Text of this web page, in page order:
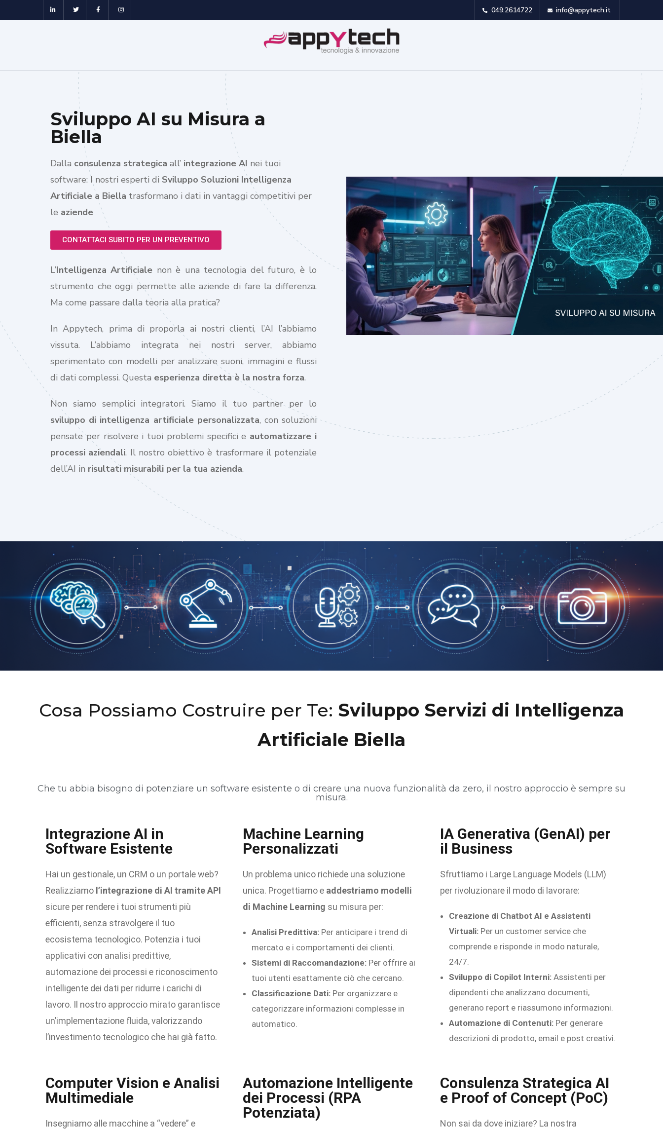
049.2614722 info@appytech.it
Sviluppo AI su Misura a
Biella
Dalla consulenza strategica all’ integrazione AI nei tuoi
software: I nostri esperti di Sviluppo Soluzioni Intelligenza
Artificiale a Biella trasformano i dati in vantaggi competitivi per
le aziende
CONTATTACI SUBITO PER UN PREVENTIVO
L’Intelligenza Artificiale non è una tecnologia del futuro, è lo
strumento che oggi permette alle aziende di fare la differenza.
Ma come passare dalla teoria alla pratica?
In Appytech, prima di proporla ai nostri clienti, l’AI l’abbiamo
vissuta. L’abbiamo integrata nei nostri server, abbiamo
sperimentato con modelli per analizzare suoni, immagini e flussi
di dati complessi. Questa esperienza diretta è la nostra forza.
Non siamo semplici integratori. Siamo il tuo partner per lo
sviluppo di intelligenza artificiale personalizzata, con soluzioni
pensate per risolvere i tuoi problemi specifici e automatizzare i
processi aziendali. Il nostro obiettivo è trasformare il potenziale
dell’AI in risultati misurabili per la tua azienda.
Cosa Possiamo Costruire per Te: Sviluppo Servizi di Intelligenza
Artificiale Biella
Che tu abbia bisogno di potenziare un software esistente o di creare una nuova funzionalità da zero, il nostro approccio è sempre su
misura.
Integrazione AI in
Software Esistente
Hai un gestionale, un CRM o un portale web?
Realizziamo l’integrazione di AI tramite API
sicure per rendere i tuoi strumenti più
efficienti, senza stravolgere il tuo
ecosistema tecnologico. Potenzia i tuoi
applicativi con analisi predittive,
automazione dei processi e riconoscimento
intelligente dei dati per ridurre i carichi di
lavoro. Il nostro approccio mirato garantisce
un’implementazione fluida, valorizzando
l’investimento tecnologico che hai già fatto.
Machine Learning
Personalizzati
Un problema unico richiede una soluzione
unica. Progettiamo e addestriamo modelli
di Machine Learning su misura per:
Analisi Predittiva:Per anticipare i trend di
mercato e i comportamenti dei clienti.
Sistemi di Raccomandazione:Per offrire ai
tuoi utenti esattamente ciò che cercano.
Classificazione Dati:Per organizzare e
categorizzare informazioni complesse in
automatico.
IA Generativa (GenAI) per
il Business
Sfruttiamo i Large Language Models (LLM)
per rivoluzionare il modo di lavorare:
Creazione di Chatbot AI e Assistenti
Virtuali:Per un customer service che
comprende e risponde in modo naturale,
24/7.
Sviluppo di Copilot Interni:Assistenti per
dipendenti che analizzano documenti,
generano report e riassumono informazioni.
Automazione di Contenuti:Per generare
descrizioni di prodotto, email e post creativi.
Computer Vision e Analisi
Multimediale
Insegniamo alle macchine a “vedere” e
Automazione Intelligente
dei Processi (RPA
Potenziata)
Consulenza Strategica AI
e Proof of Concept (PoC)
Non sai da dove iniziare? La nostra